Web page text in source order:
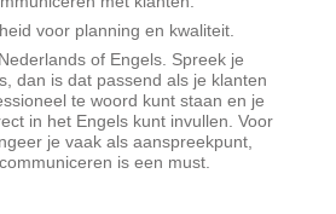
voor planning en kwaliteit.
of Engels. Spreek je
dan is dat passend als je klanten
te woord kunt staan en je
in het Engels kunt invullen. Voor
je vaak als aanspreekpunt,
is een must.